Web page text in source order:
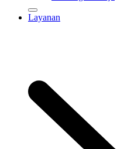
Layanan